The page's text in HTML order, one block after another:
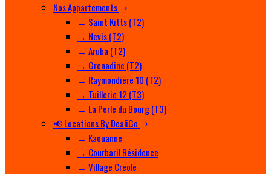
Nos Appartements
→ Saint Kitts (T2)
→ Nevis (T2)
→ Aruba (T2)
→ Grenadine (T2)
→ Raymondiere 10 (T2)
→ Tuillerie 12 (T3)
→ La Perle du Bourg (T3)
📢 Locations By DealiGo
→ Kaouanne
→ Courbaril Résidence
→ Village Creole